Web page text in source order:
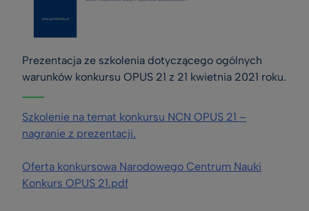
Prezentacja ze szkolenia dotyczącego ogólnych
warunków konkursu OPUS 21 z 21 kwietnia 2021 roku.
Szkolenie na temat konkursu NCN OPUS 21 –
nagranie z prezentacji.
Oferta konkursowa Narodowego Centrum Nauki
Konkurs OPUS 21.pdf